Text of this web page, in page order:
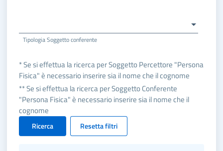
Tipologia Soggetto conferente
* Se si effettua la ricerca per Soggetto Percettore "Persona
Fisica" è necessario inserire sia il nome che il cognome
** Se si effettua la ricerca per Soggetto Conferente
"Persona Fisica" è necessario inserire sia il nome che il
cognome
Ricerca Resetta filtri